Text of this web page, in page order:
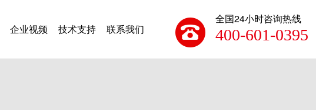
企业视频 技术支持 联系我们
全国24小时咨询热线
400-601-0395